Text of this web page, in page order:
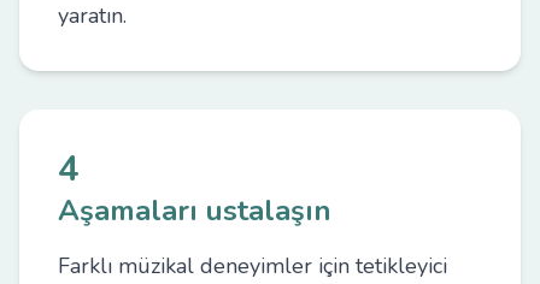
yaratın.
4
Aşamaları ustalaşın
Farklı müzikal deneyimler için tetikleyici